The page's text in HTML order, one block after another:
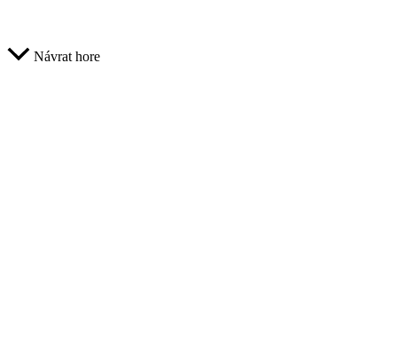
Návrat hore